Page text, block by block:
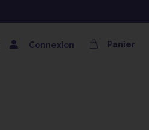
Connexion Panier